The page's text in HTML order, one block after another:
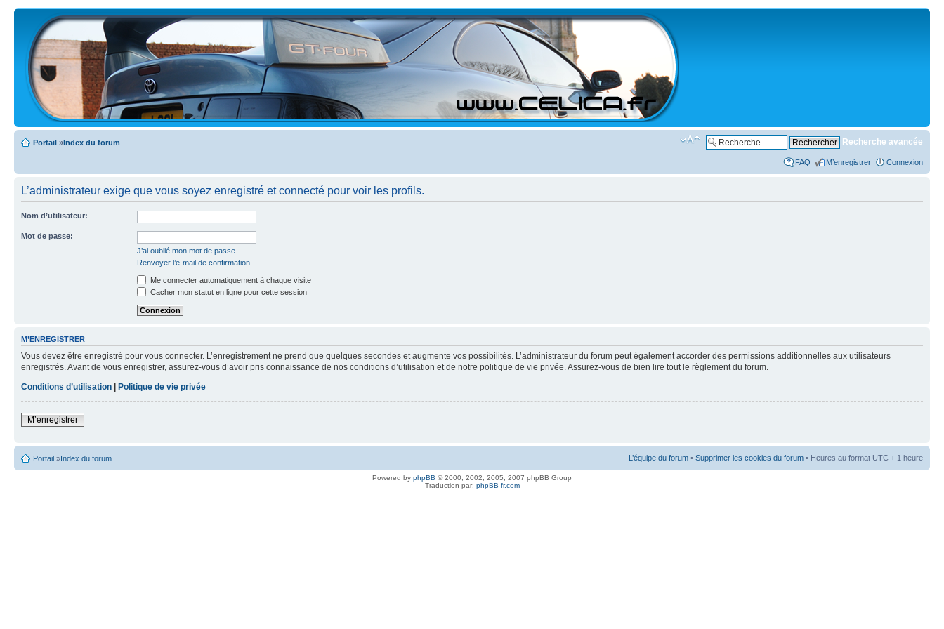
Portail »Index du forum Recherche avancée
FAQ M’enregistrer Connexion
L’administrateur exige que vous soyez enregistré et connecté pour voir les profils.
Nom d’utilisateur:
Mot de passe:
J’ai oublié mon mot de passe
Renvoyer l’e-mail de confirmation
Me connecter automatiquement à chaque visite
Cacher mon statut en ligne pour cette session
M’ENREGISTRER
Vous devez être enregistré pour vous connecter. L’enregistrement ne prend que quelques secondes et augmente vos possibilités. L’administrateur du forum peut également accorder des permissions additionnelles aux utilisateurs
enregistrés. Avant de vous enregistrer, assurez-vous d’avoir pris connaissance de nos conditions d’utilisation et de notre politique de vie privée. Assurez-vous de bien lire tout le règlement du forum.
Conditions d’utilisation | Politique de vie privée
M’enregistrer
Portail »Index du forum L’équipe du forum • Supprimer les cookies du forum • Heures au format UTC + 1 heure
Powered by phpBB © 2000, 2002, 2005, 2007 phpBB Group
Traduction par: phpBB-fr.com